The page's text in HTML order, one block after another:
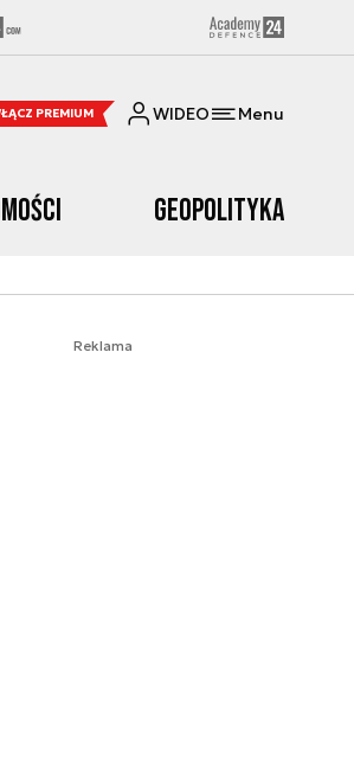
PREMIUM WIDEO Menu
Geopolityka
Reklama